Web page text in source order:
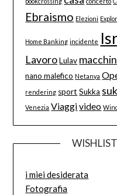
Ebraismo Elezioni
Home Banking incidente
Lavoro Lulav
nano malefico Netanya
rendering sport Sukka
Venezia Viaggivideo
i miei desiderata
Fotografia